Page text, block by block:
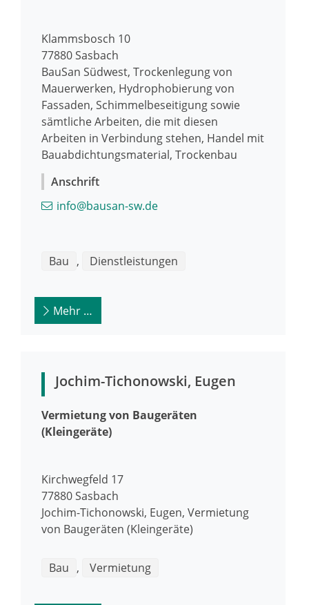
BauSan Südwest, Trockenlegung von
Mauerwerken, Hydrophobierung von
Fassaden, Schimmelbeseitigung sowie
sämtliche Arbeiten, die mit diesen
Arbeiten in Verbindung stehen, Handel mit
Bauabdichtungsmaterial, Trockenbau
Klammsbosch 10
77880Sasbach
Anschrift
info@bausan-sw.de
Bau , Dienstleistungen
Mehr …
Jochim-Tichonowski, Eugen
Vermietung von Baugeräten
(Kleingeräte)
Jochim-Tichonowski, Eugen, Vermietung
von Baugeräten (Kleingeräte)
Kirchwegfeld 17
77880Sasbach
Bau , Vermietung